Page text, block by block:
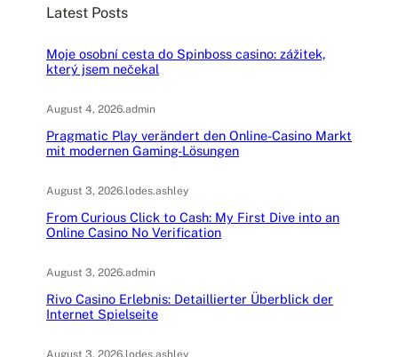
h
Latest Posts
Moje osobní cesta do Spinboss casino: zážitek,
který jsem nečekal
August 4, 2026.admin
Pragmatic Play verändert den Online-Casino Markt
mit modernen Gaming-Lösungen
August 3, 2026.lodes.ashley
From Curious Click to Cash: My First Dive into an
Online Casino No Verification
August 3, 2026.admin
Rivo Casino Erlebnis: Detaillierter Überblick der
Internet Spielseite